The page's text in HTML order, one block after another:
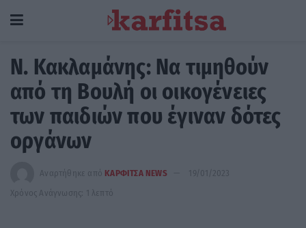
Ν. Κακλαμάνης: Να τιμηθούν
από τη Βουλή οι οικογένειες
των παιδιών που έγιναν δότες
οργάνων
Αναρτήθηκε από ΚΑΡΦΙΤΣΑ NEWS
19/01/2023
Χρόνος Ανάγνωσης: 1 λεπτό